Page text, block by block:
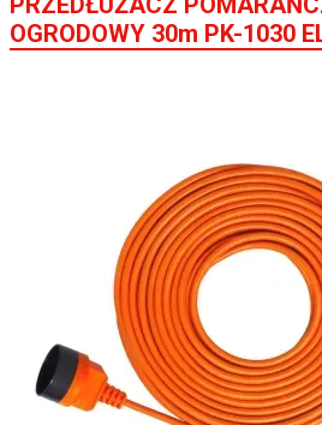
OGRODOWY 30m PK-1030